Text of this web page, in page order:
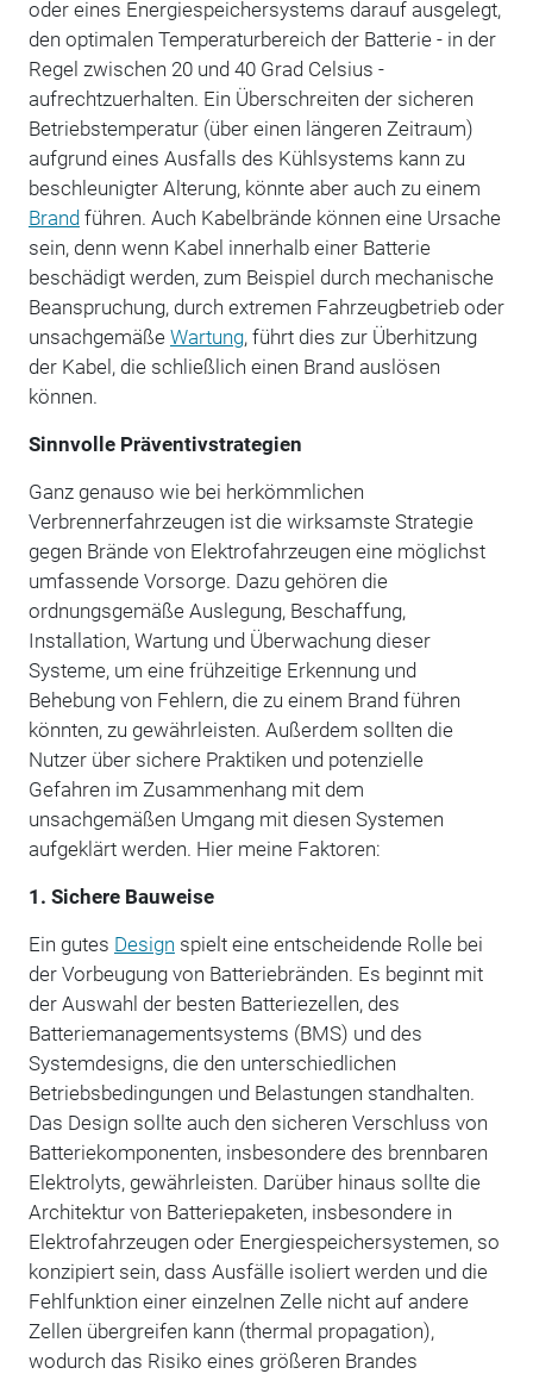
oder eines Energiespeichersystems darauf ausgelegt,
den optimalen Temperaturbereich der Batterie - in der
Regel zwischen 20 und 40 Grad Celsius -
aufrechtzuerhalten. Ein Überschreiten der sicheren
Betriebstemperatur (über einen längeren Zeitraum)
aufgrund eines Ausfalls des Kühlsystems kann zu
beschleunigter Alterung, könnte aber auch zu einem
Brandführen. Auch Kabelbrände können eine Ursache
sein, denn wenn Kabel innerhalb einer Batterie
beschädigt werden, zum Beispiel durch mechanische
Beanspruchung, durch extremen Fahrzeugbetrieb oder
unsachgemäße Wartung, führt dies zur Überhitzung
der Kabel, die schließlich einen Brand auslösen
können.
Sinnvolle Präventivstrategien
Ganz genauso wie bei herkömmlichen
Verbrennerfahrzeugen ist die wirksamste Strategie
gegen Brände von Elektrofahrzeugen eine möglichst
umfassende Vorsorge. Dazu gehören die
ordnungsgemäße Auslegung, Beschaffung,
Installation, Wartung und Überwachung dieser
Systeme, um eine frühzeitige Erkennung und
Behebung von Fehlern, die zu einem Brand führen
könnten, zu gewährleisten. Außerdem sollten die
Nutzer über sichere Praktiken und potenzielle
Gefahren im Zusammenhang mit dem
unsachgemäßen Umgang mit diesen Systemen
aufgeklärt werden. Hier meine Faktoren:
1. Sichere Bauweise
Ein gutes Design spielt eine entscheidende Rolle bei
der Vorbeugung von Batteriebränden. Es beginnt mit
der Auswahl der besten Batteriezellen, des
Batteriemanagementsystems (BMS) und des
Systemdesigns, die den unterschiedlichen
Betriebsbedingungen und Belastungen standhalten.
Das Design sollte auch den sicheren Verschluss von
Batteriekomponenten, insbesondere des brennbaren
Elektrolyts, gewährleisten. Darüber hinaus sollte die
Architektur von Batteriepaketen, insbesondere in
Elektrofahrzeugen oder Energiespeichersystemen, so
konzipiert sein, dass Ausfälle isoliert werden und die
Fehlfunktion einer einzelnen Zelle nicht auf andere
Zellen übergreifen kann (thermal propagation),
wodurch das Risiko eines größeren Brandes